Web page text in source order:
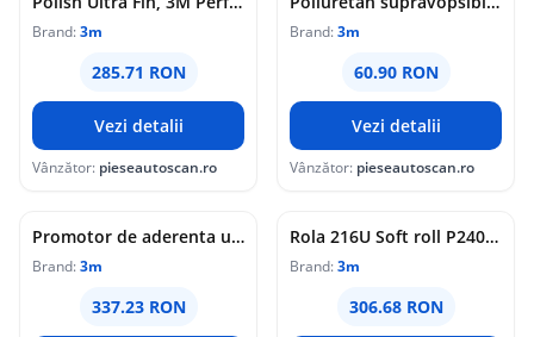
Brand:3m
285.71 RON
Vezi detalii
Vânzător: pieseautoscan.ro
Brand:3m
60.90 RON
Vezi detalii
Vânzător: pieseautoscan.ro
Promotor de aderenta unitate facturare multiplu de 25 buc 3M
Brand:3m
337.23 RON
Rola 216U Soft roll P240 113 mm x 25m 3M
Brand:3m
306.68 RON